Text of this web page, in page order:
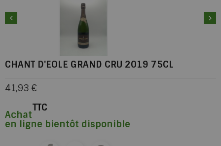
 
CHANT D'EOLE GRAND CRU 2019 75CL
41,93 €
TTC
Achat
en ligne bientôt disponible